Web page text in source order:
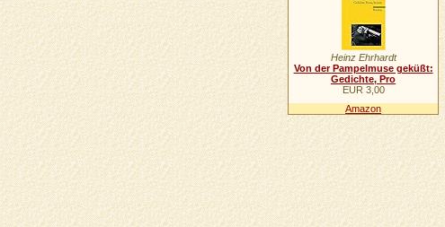
Heinz Ehrhardt
Von der Pampelmuse geküßt:
Gedichte, Pro
EUR 3,00
Amazon